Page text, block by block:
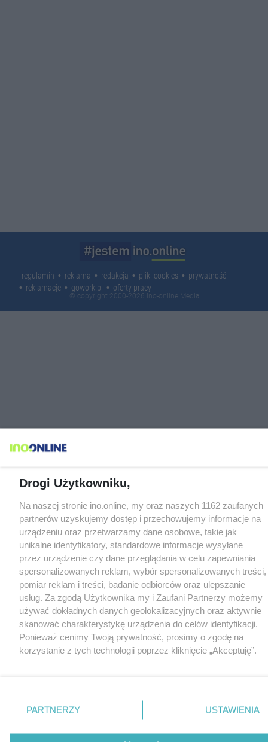
regulamin reklama redakcja pliki cookies
prywatność
reklamacje
gowork.pl oferty pracy
© copyright 2000-2026 Ino-online Media
Drogi Użytkowniku,
Na naszej stronie ino.online, my oraz naszych 1162 zaufanych
partnerów uzyskujemy dostęp i przechowujemy informacje na
urządzeniu oraz przetwarzamy dane osobowe, takie jak
unikalne identyfikatory, standardowe informacje wysyłane
przez urządzenie czy dane przeglądania w celu zapewniania
spersonalizowanych reklam, wybór spersonalizowanych treści,
pomiar reklam i treści, badanie odbiorców oraz ulepszanie
usług. Za zgodą Użytkownika my i Zaufani Partnerzy możemy
używać dokładnych danych geolokalizacyjnych oraz aktywnie
skanować charakterystykę urządzenia do celów identyfikacji.
Ponieważ cenimy Twoją prywatność, prosimy o zgodę na
korzystanie z tych technologii poprzez kliknięcie „Akceptuję”.
nie wymagają zgody użytkownika, ale masz prawo sprzeciwić
się takiemu przetwarzaniu. Preferencje będą miały
PARTNERZY USTAWIENIA